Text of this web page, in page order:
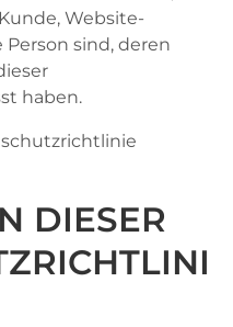
Website-
sind, deren
haben.
DIESER